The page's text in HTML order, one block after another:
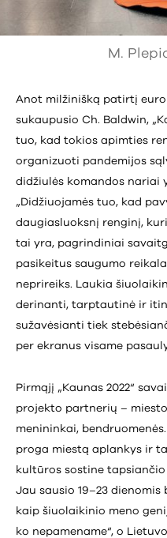
M.
Anot milžinišką patirtį
sukaupusio Ch. Baldwin,
tuo, kad tokios apimties
organizuoti pandemijos
didžiulės komandos nariai
„Didžiuojamės tuo, kad
daugiasluoksnį renginį,
tai yra, pagrindiniai
pasikeitus saugumo
neprireiks. Laukia
derinanti, tarptautinė ir
sužavėsianti tiek
per ekranus visame
Pirmąjį „Kaunas 2022“
projekto partnerių –
menininkai,
proga miestą aplankys ir
kultūros sostine
Jau sausio 19–23
kaip šiuolaikinio meno
ko nepamename“, o